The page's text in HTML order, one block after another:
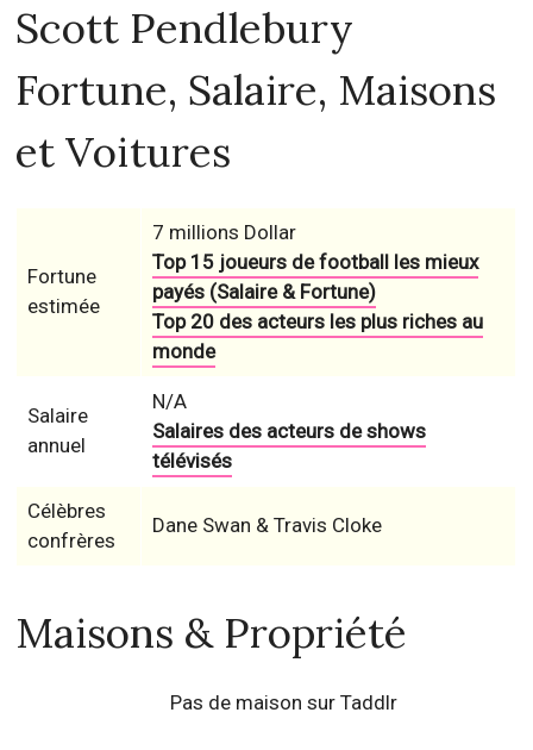
Scott Pendlebury
Fortune, Salaire, Maisons
et Voitures
Fortune
estimée
7 millions Dollar
Top 15 joueurs de football les mieux
payés (Salaire & Fortune)
Top 20 des acteurs les plus riches au
monde
Salaire
annuel
N/A
Salaires des acteurs de shows
télévisés
Célèbres
confrères
Dane Swan & Travis Cloke
Maisons & Propriété
Pas de maison sur Taddlr